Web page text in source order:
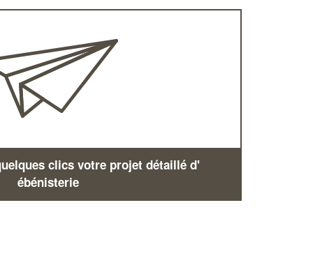
clics votre projet détaillé d'
ébénisterie